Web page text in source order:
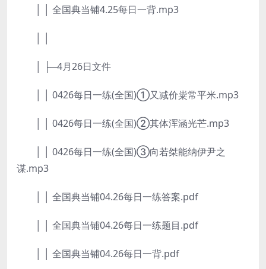
│ │ 全国典当铺4.25每日一背.mp3
│ ├─4月26日文件
│ │ 0426每日一练(全国)①又减价粜常平米.mp3
│ │ 0426每日一练(全国)②其体浑涵光芒.mp3
│ │ 0426每日一练(全国)③向若桀能纳伊尹之
谋.mp3
│ │ 全国典当铺04.26每日一练答案.pdf
│ │ 全国典当铺04.26每日一练题目.pdf
│ │ 全国典当铺04.26每日一背.pdf